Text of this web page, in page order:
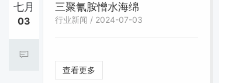
七月
03
三聚氰胺憎水海绵
行业新闻 / 2024-07-03
查看更多